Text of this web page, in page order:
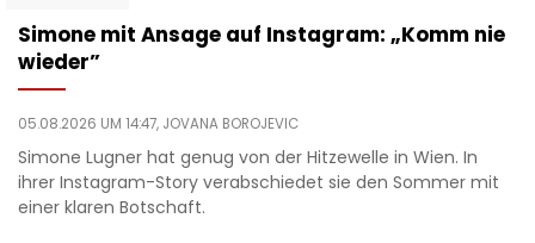
Simone mit Ansage auf Instagram: „Komm nie
wieder”
05.08.2026 UM 14:47, JOVANA BOROJEVIC
Simone Lugner hat genug von der Hitzewelle in Wien. In
ihrer Instagram-Story verabschiedet sie den Sommer mit
einer klaren Botschaft.